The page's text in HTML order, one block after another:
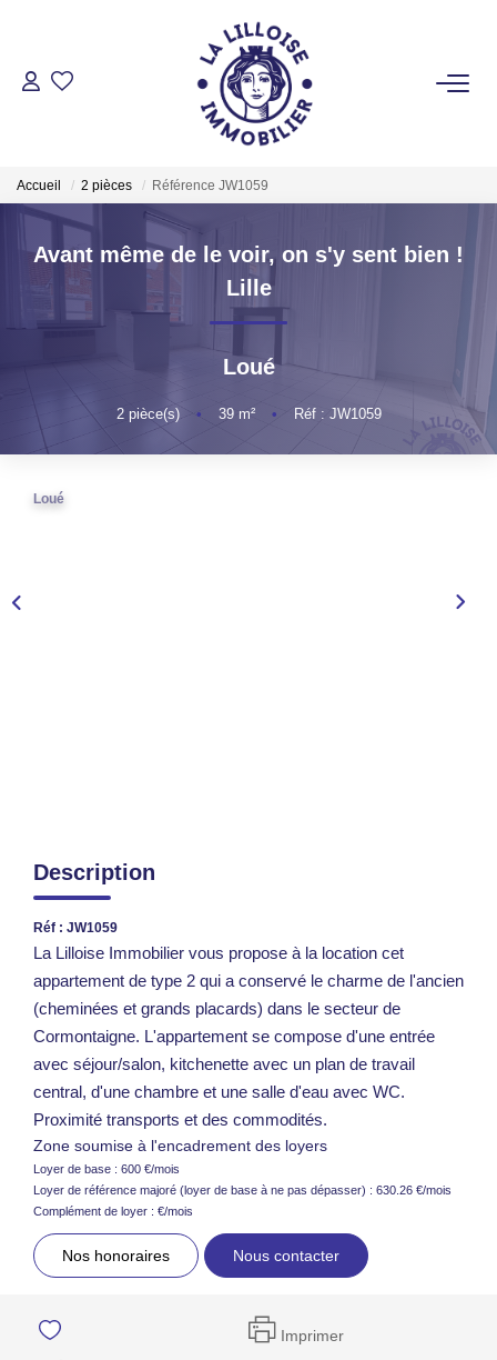
ACHETER
Nos Biens Au Touquet Paris-Plage
LOUER
GESTION LOCATIVE
Accueil 2 pièces Référence JW1059
Avant même de le voir, on s'y sent bien !
Lille
Loué
2pièce(s) • 39m² • Réf : JW1059
Loué
Description
Réf : JW1059
La Lilloise Immobilier vous propose à la location cet
appartement de type 2 qui a conservé le charme de l'ancien
(cheminées et grands placards) dans le secteur de
Cormontaigne. L'appartement se compose d'une entrée
avec séjour/salon, kitchenette avec un plan de travail
central, d'une chambre et une salle d'eau avec WC.
Proximité transports et des commodités.
Zone soumise à l'encadrement des loyers
Loyer de base : 600 €/mois
Loyer de référence majoré (loyer de base à ne pas dépasser) : 630.26 €/mois
Complément de loyer : €/mois
Nos honoraires Nous contacter
Imprimer